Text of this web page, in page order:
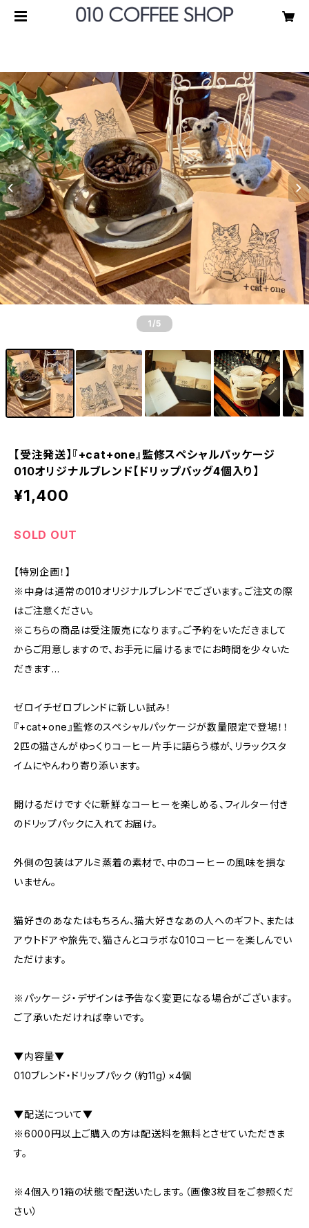
1 /5
【受注発送】『+cat+one』監修スペシャルパッケージ
010オリジナルブレンド【ドリップバッグ4個入り】
¥1,400
SOLD OUT
【特別企画！】
※中身は通常の010オリジナルブレンドでございます。ご注文の際
はご注意ください。
※こちらの商品は受注販売になります。ご予約をいただきまして
からご用意しますので、お手元に届けるまでにお時間を少々いた
だきます…
ゼロイチゼロブレンドに新しい試み！
『+cat+one』監修のスペシャルパッケージが数量限定で登場！！
2匹の猫さんがゆっくりコーヒー片手に語らう様が、リラックスタ
イムにやんわり寄り添います。
開けるだけですぐに新鮮なコーヒーを楽しめる、フィルター付き
のドリップパックに入れてお届け。
外側の包装はアルミ蒸着の素材で、中のコーヒーの風味を損な
いません。
猫好きのあなたはもちろん、猫大好きなあの人へのギフト、または
アウトドアや旅先で、猫さんとコラボな010コーヒーを楽しんでい
ただけます。
※パッケージ・デザインは予告なく変更になる場合がございます。
ご了承いただければ幸いです。
▼内容量▼
010ブレンド・ドリップパック（約11g）×4個
▼配送について▼
※6000円以上ご購入の方は配送料を無料とさせていただきま
す。
※4個入り1箱の状態で配送いたします。（画像3枚目をご参照くだ
さい）